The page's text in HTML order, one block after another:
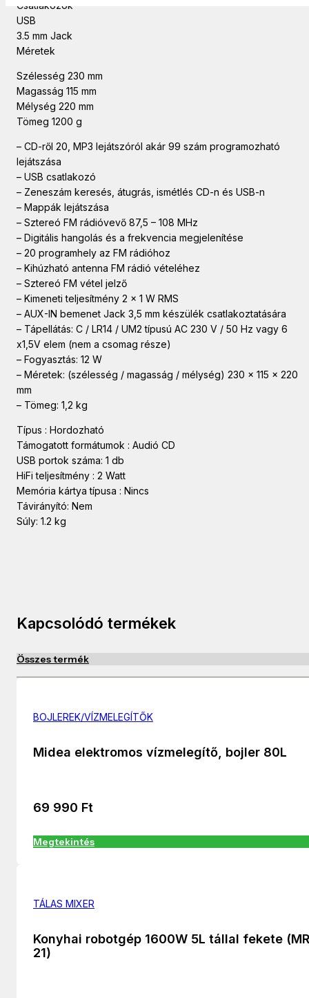
Csatlakozók
USB
3.5 mm Jack
Méretek
Szélesség 230 mm
Magasság 115 mm
Mélység 220 mm
Tömeg 1200 g
– CD-ről 20, MP3 lejátszóról akár 99 szám programozható
lejátszása
– USB csatlakozó
– Zeneszám keresés, átugrás, ismétlés CD-n és USB-n
– Mappák lejátszása
– Sztereó FM rádióvevő 87,5 – 108 MHz
– Digitális hangolás és a frekvencia megjelenítése
– 20 programhely az FM rádióhoz
– Kihúzható antenna FM rádió vételéhez
– Sztereó FM vétel jelző
– Kimeneti teljesítmény 2 x 1 W RMS
– AUX-IN bemenet Jack 3,5 mm készülék csatlakoztatására
– Tápellátás: C / LR14 / UM2 típusú AC 230 V / 50 Hz vagy 6
x1,5V elem (nem a csomag része)
– Fogyasztás: 12 W
– Méretek: (szélesség / magasság / mélység) 230 x 115 x 220
mm
– Tömeg: 1,2 kg
Típus : Hordozható
Támogatott formátumok : Audió CD
USB portok száma: 1 db
HiFi teljesítmény : 2 Watt
Memória kártya típusa : Nincs
Távirányító: Nem
Súly: 1.2 kg
Kapcsolódó termékek
Összes termék
BOJLEREK/VÍZMELEGÍTŐK
Midea elektromos vízmelegítő, bojler 80L
69 990 Ft
Megtekintés
TÁLAS MIXER
Konyhai robotgép 1600W 5L tállal fekete
21)